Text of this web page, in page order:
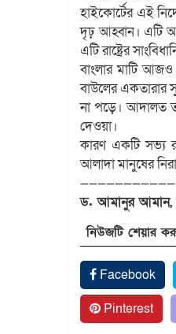
হাইকোর্টের এই
দৃঢ় আহ্বান। এটি
এটি রাষ্ট্রের
বাংলার মাটি আজও
বাউলের একতারার
না পড়ে। আদালত
দেওয়া।
কারণ একটি সভ্য
আলাদা মানুষের
ড. আমানুর আমান,
নিউজটি শেয়ার
Facebook
Pinterest